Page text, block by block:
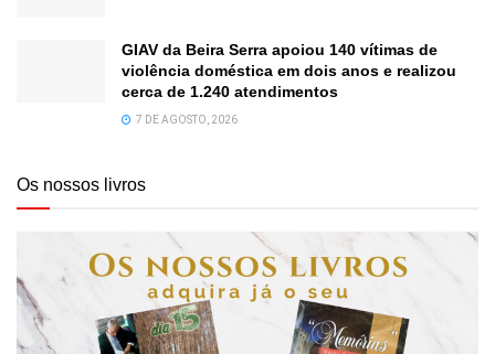
GIAV da Beira Serra apoiou 140 vítimas de
violência doméstica em dois anos e realizou
cerca de 1.240 atendimentos
7 DE AGOSTO, 2026
Os nossos livros